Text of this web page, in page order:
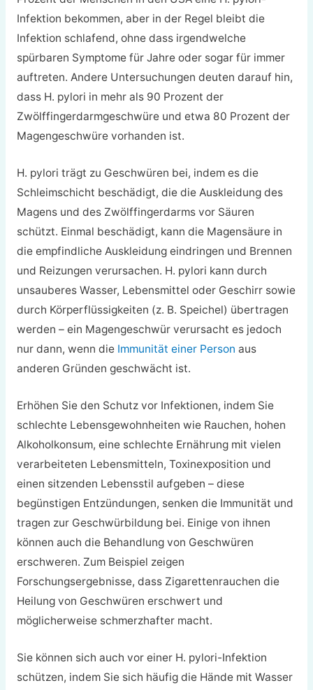
Infektion bekommen, aber in der Regel bleibt die
Infektion schlafend, ohne dass irgendwelche
spürbaren Symptome für Jahre oder sogar für immer
auftreten. Andere Untersuchungen deuten darauf hin,
dass H. pylori in mehr als 90 Prozent der
Zwölffingerdarmgeschwüre und etwa 80 Prozent der
Magengeschwüre vorhanden ist.
H. pylori trägt zu Geschwüren bei, indem es die
Schleimschicht beschädigt, die die Auskleidung des
Magens und des Zwölffingerdarms vor Säuren
schützt. Einmal beschädigt, kann die Magensäure in
die empfindliche Auskleidung eindringen und Brennen
und Reizungen verursachen. H. pylori kann durch
unsauberes Wasser, Lebensmittel oder Geschirr sowie
durch Körperflüssigkeiten (z. B. Speichel) übertragen
werden – ein Magengeschwür verursacht es jedoch
nur dann, wenn die Immunität einer Person aus
anderen Gründen geschwächt ist.
Erhöhen Sie den Schutz vor Infektionen, indem Sie
schlechte Lebensgewohnheiten wie Rauchen, hohen
Alkoholkonsum, eine schlechte Ernährung mit vielen
verarbeiteten Lebensmitteln, Toxinexposition und
einen sitzenden Lebensstil aufgeben – diese
begünstigen Entzündungen, senken die Immunität und
tragen zur Geschwürbildung bei. Einige von ihnen
können auch die Behandlung von Geschwüren
erschweren. Zum Beispiel zeigen
Forschungsergebnisse, dass Zigarettenrauchen die
Heilung von Geschwüren erschwert und
möglicherweise schmerzhafter macht.
Sie können sich auch vor einer H. pylori-Infektion
schützen, indem Sie sich häufig die Hände mit Wasser